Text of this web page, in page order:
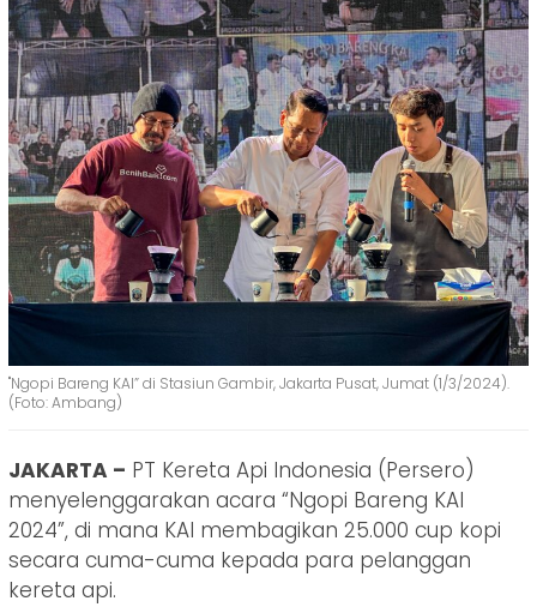
"Ngopi Bareng KAI” di Stasiun Gambir, Jakarta Pusat, Jumat (1/3/2024).
(Foto: Ambang)
JAKARTA – PT Kereta Api Indonesia (Persero)
menyelenggarakan acara “Ngopi Bareng KAI
2024”, di mana KAI membagikan 25.000 cup kopi
secara cuma-cuma kepada para pelanggan
kereta api.